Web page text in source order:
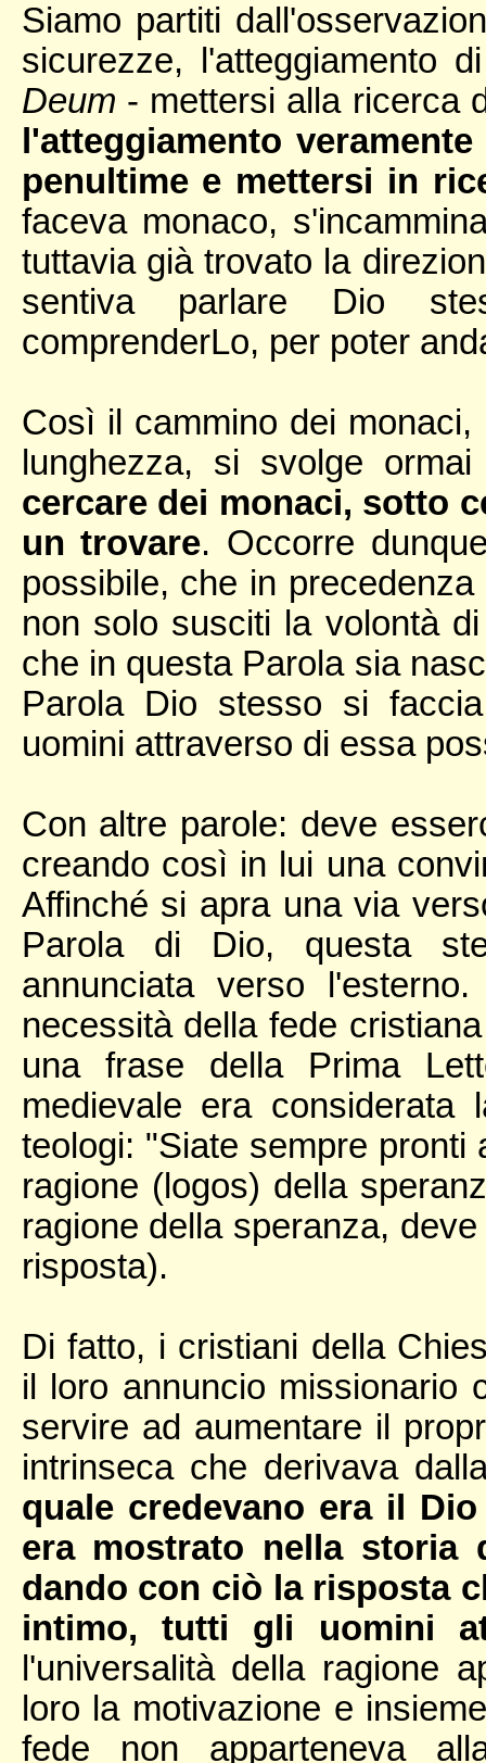
Siamo partiti
sicurezze, l'atteggiamento
Deum - mettersi alla ricerca
l'atteggiamento
penultime e mettersi in
faceva monaco,
tuttavia già trovato la
sentiva parlare Dio
comprenderLo, per poter
Così il cammino dei
lunghezza, si svolge
cercare dei monaci, sotto
un trovare. Occorre
possibile, che in
non solo susciti la volontà
che in questa Parola sia
Parola Dio stesso si
uomini attraverso di essa
Con altre parole: deve
creando così in lui una
Affinché si apra una via
Parola di Dio, questa
annunciata verso
necessità della fede
una frase della Prima
medievale era
teologi: "Siate sempre pronti
ragione (logos) della
ragione della speranza,
risposta).
Di fatto, i cristiani della
il loro annuncio missionario
servire ad aumentare il
intrinseca che derivava
quale credevano era il
era mostrato nella storia
dando con ciò la risposta
intimo, tutti gli uomini
l'universalità della ragione
loro la motivazione e
fede non apparteneva